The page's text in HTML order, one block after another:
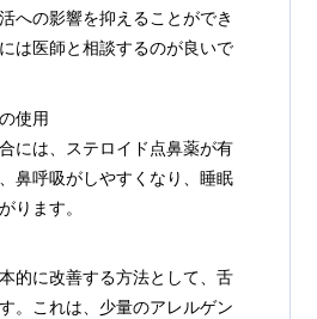
への影響を抑えることができ
は医師と相談するのが良いで
使用
には、ステロイド点鼻薬が有
鼻呼吸がしやすくなり、睡眠
ります。
的に改善する方法として、舌
。これは、少量のアレルゲン